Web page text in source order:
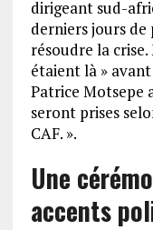
dirigeant sud-
derniers jours
résoudre la
étaient là »
Patrice Motsepe
seront prises
CAF. ».
Une
accents